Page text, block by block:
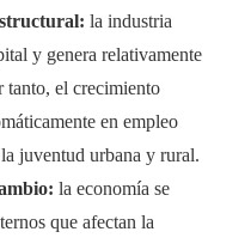
la industria
y genera relativamente
tanto, el crecimiento
en empleo
juventud urbana y rural.
la economía se
que afectan la